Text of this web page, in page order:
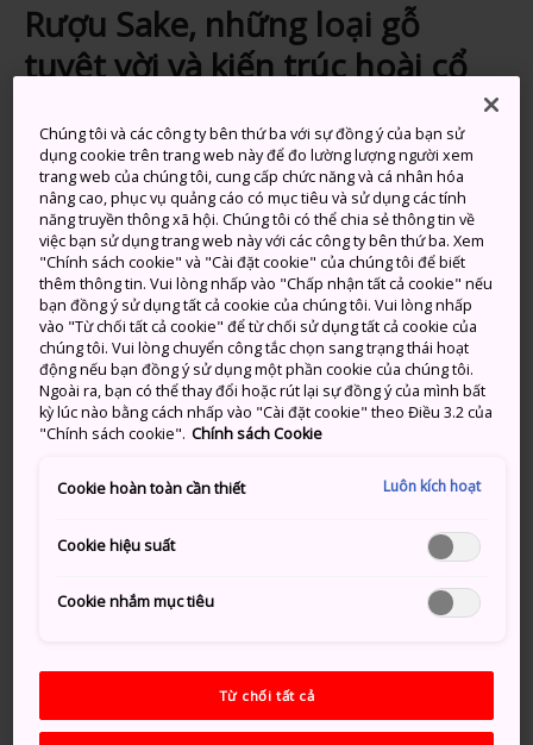
Rượu Sake, những loại gỗ
tuyệt vời và kiến trúc hoài cổ
Nằm ở phía hạ lưu với nhiều loại công trình được khôi
phục lại rất đẹp giống nhưTakayama
, Hida
Furukawa ởGifu
là một điểm đến mang đậm nét
hoài cổ nhưng yên bình hơn so với người hàng xóm
nổi tiếng.
Thông tin nhanh
Thị trấn nổi tiếng với gỗ và thợ mộc địa phương
Hida Furukawa có các gian hàng thực phẩm tươi và
nhà máy rượu sake
Phương thức di chuyển
Bạn có thể đến Hida Furukawa bằng tàu từ Thành
Từ Ga Takayama, đi Tuyến Takayama đến Ga Hida
Chúng tôi và các công ty bên thứ ba với sự đồng ý của bạn sử
dụng cookie trên trang web này để đo lường lượng người xem
trang web của chúng tôi, cung cấp chức năng và cá nhân hóa
nâng cao, phục vụ quảng cáo có mục tiêu và sử dụng các tính
năng truyền thông xã hội. Chúng tôi có thể chia sẻ thông tin về
việc bạn sử dụng trang web này với các công ty bên thứ ba. Xem
"Chính sách cookie" và "Cài đặt cookie" của chúng tôi để biết
thêm thông tin. Vui lòng nhấp vào "Chấp nhận tất cả cookie" nếu
bạn đồng ý sử dụng tất cả cookie của chúng tôi. Vui lòng nhấp
vào "Từ chối tất cả cookie" để từ chối sử dụng tất cả cookie của
chúng tôi. Vui lòng chuyển công tắc chọn sang trạng thái hoạt
động nếu bạn đồng ý sử dụng một phần cookie của chúng tôi.
Ngoài ra, bạn có thể thay đổi hoặc rút lại sự đồng ý của mình bất
kỳ lúc nào bằng cách nhấp vào "Cài đặt cookie" theo Điều 3.2 của
"Chính sách cookie". Chính sách Cookie
Cookie hoàn toàn cần thiết Luôn kích hoạt
Cookie hiệu suất
Cookie nhắm mục tiêu
Từ chối tất cả